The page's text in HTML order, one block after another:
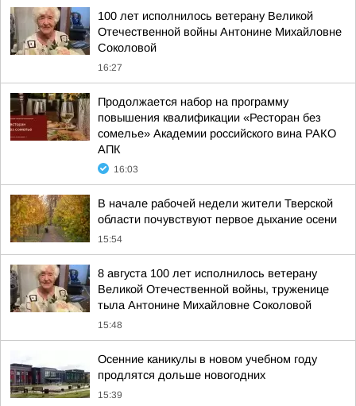
100 лет исполнилось ветерану Великой
Отечественной войны Антонине Михайловне
Соколовой
16:27
Продолжается набор на программу
повышения квалификации «Ресторан без
сомелье» Академии российского вина РАКО
АПК
16:03
В начале рабочей недели жители Тверской
области почувствуют первое дыхание осени
15:54
8 августа 100 лет исполнилось ветерану
Великой Отечественной войны, труженице
тыла Антонине Михайловне Соколовой
15:48
Осенние каникулы в новом учебном году
продлятся дольше новогодних
15:39